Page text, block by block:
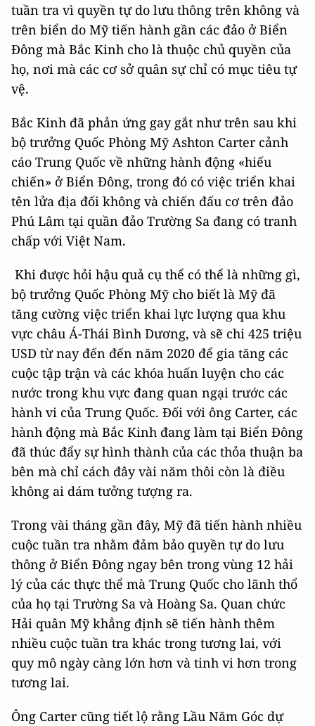
tuần tra vì quyền tự do lưu thông trên không và
trên biển do Mỹ tiến hành gần các đảo ở Biển
Đông mà Bắc Kinh cho là thuộc chủ quyền của
họ, nơi mà các cơ sở quân sự chỉ có mục tiêu tự
vệ.
Bắc Kinh đã phản ứng gay gắt như trên sau khi
bộ trưởng Quốc Phòng Mỹ Ashton Carter cảnh
cáo Trung Quốc về những hành động «hiếu
chiến» ở Biển Đông, trong đó có việc triển khai
tên lửa địa đối không và chiến đấu cơ trên đảo
Phú Lâm tại quần đảo Trường Sa đang có tranh
chấp với Việt Nam.
Khi được hỏi hậu quả cụ thể có thể là những gì,
bộ trưởng Quốc Phòng Mỹ cho biết là Mỹ đã
tăng cường việc triển khai lực lượng qua khu
vực châu Á-Thái Bình Dương, và sẽ chi 425 triệu
USD từ nay đến đến năm 2020 để gia tăng các
cuộc tập trận và các khóa huấn luyện cho các
nước trong khu vực đang quan ngại trước các
hành vi của Trung Quốc. Đối với ông Carter, các
hành động mà Bắc Kinh đang làm tại Biển Đông
đã thúc đẩy sự hình thành của các thỏa thuận ba
bên mà chỉ cách đây vài năm thôi còn là điều
không ai dám tưởng tượng ra.
Trong vài tháng gần đây, Mỹ đã tiến hành nhiều
cuộc tuần tra nhằm đảm bảo quyền tự do lưu
thông ở Biển Đông ngay bên trong vùng 12 hải
lý của các thực thể mà Trung Quốc cho lãnh thổ
của họ tại Trường Sa và Hoàng Sa. Quan chức
Hải quân Mỹ khẳng định sẽ tiến hành thêm
nhiều cuộc tuần tra khác trong tương lai, với
quy mô ngày càng lớn hơn và tinh vi hơn trong
tương lai.
Ông Carter cũng tiết lộ rằng Lầu Năm Góc dự